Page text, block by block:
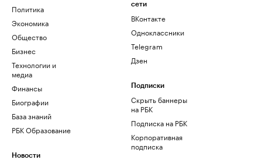
Политика
Экономика
Общество
Бизнес
Технологии и
медиа
Финансы
Биографии
База знаний
РБК Образование
Новости
сети
ВКонтакте
Одноклассники
Telegram
Дзен
Подписки
Скрыть баннеры
на РБК
Подписка на РБК
Корпоративная
подписка